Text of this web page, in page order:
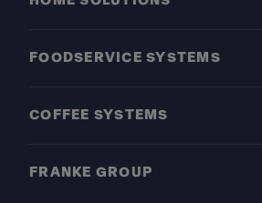
FOODSERVICE SYSTEMS
COFFEE SYSTEMS
FRANKE GROUP